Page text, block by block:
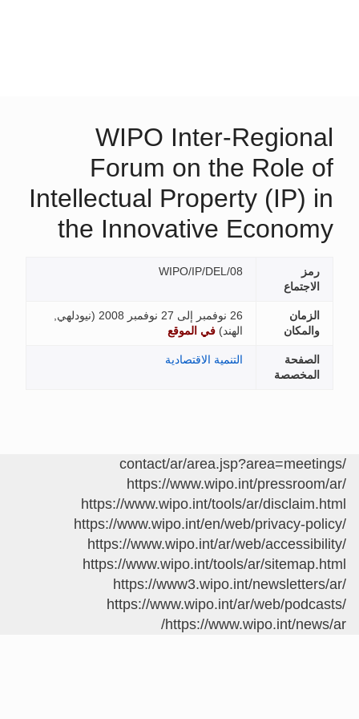
WIPO Inter-Regional
Forum on the Role of
Intellectual Property (IP) in
the Innovative Economy
رمز
الاجتماع
WIPO/IP/DEL/08
الزمان
والمكان
26 نوفمبر إلى 27 نوفمبر 2008 (
نيودلهي,
الهند) في الموقع
الصفحة
المخصصة
التنمية الاقتصادية
/contact/ar/area.jsp?area=meetings
https://www.wipo.int/pressroom/ar/
https://www.wipo.int/tools/ar/disclaim.html
https://www.wipo.int/en/web/privacy-policy/
https://www.wipo.int/ar/web/accessibility/
https://www.wipo.int/tools/ar/sitemap.html
https://www3.wipo.int/newsletters/ar/
https://www.wipo.int/ar/web/podcasts/
https://www.wipo.int/news/ar/